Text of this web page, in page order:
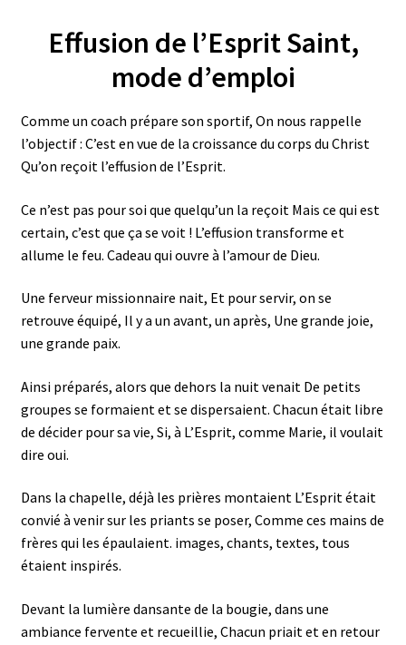
Effusion de l’Esprit Saint,
mode d’emploi
Comme un coach prépare son sportif, On nous rappelle
l’objectif : C’est en vue de la croissance du corps du Christ
Qu’on reçoit l’effusion de l’Esprit.
Ce n’est pas pour soi que quelqu’un la reçoit Mais ce qui est
certain, c’est que ça se voit ! L’effusion transforme et
allume le feu. Cadeau qui ouvre à l’amour de Dieu.
Une ferveur missionnaire nait, Et pour servir, on se
retrouve équipé, Il y a un avant, un après, Une grande joie,
une grande paix.
Ainsi préparés, alors que dehors la nuit venait De petits
groupes se formaient et se dispersaient. Chacun était libre
de décider pour sa vie, Si, à L’Esprit, comme Marie, il voulait
dire oui.
Dans la chapelle, déjà les prières montaient L’Esprit était
convié à venir sur les priants se poser, Comme ces mains de
frères qui les épaulaient. images, chants, textes, tous
étaient inspirés.
Devant la lumière dansante de la bougie, dans une
ambiance fervente et recueillie, Chacun priait et en retour